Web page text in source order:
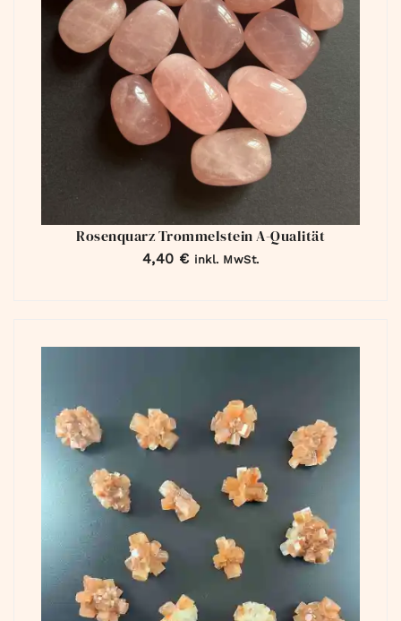
Rosenquarz Trommelstein A-Qualität
4,40 € inkl. MwSt.